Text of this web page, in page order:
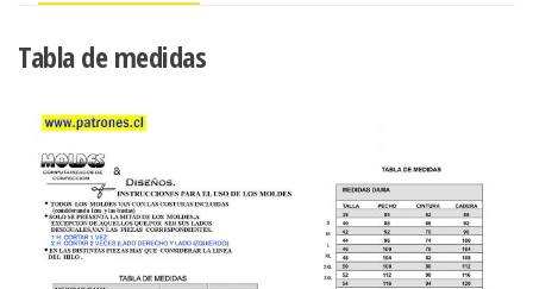
BUSTO
Tabla de medidas